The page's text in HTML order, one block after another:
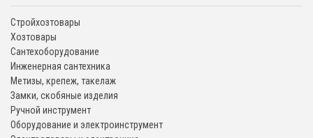
Стройхозтовары
Хозтовары
Сантехоборудование
Инженерная сантехника
Метизы, крепеж, такелаж
Замки, скобяные изделия
Ручной инструмент
Оборудование и электроинструмент